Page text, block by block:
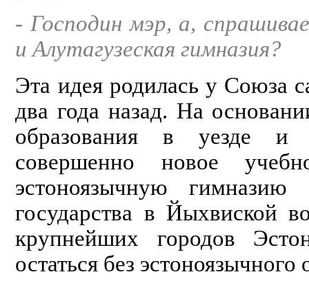
- Господин мэр, а,
и Алутагузеская гимназия?
Эта идея родилась у Союза
два года назад. На
образования в уезде и
совершенно новое
эстоноязычную
государства в Йыхвиской
крупнейших городов
остаться без